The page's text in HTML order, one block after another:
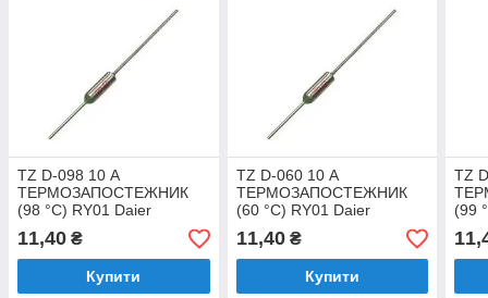
TZ D-098 10 А
ТЕРМОЗАПОСТЕЖНИК
(98 °C) RY01 Daier
11,40 ₴
Купити
TZ D-060 10 А
ТЕРМОЗАПОСТЕЖНИК
(60 °C) RY01 Daier
11,40₴
Купити
TZ
(99